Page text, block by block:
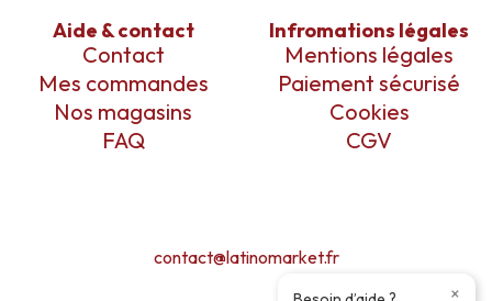
Aide & contact
Contact
Mes commandes
Nos magasins
FAQ
Infromations légales
Mentions légales
Paiement sécurisé
Cookies
CGV
contact@latinomarket.fr
×